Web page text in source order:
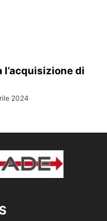
l’acquisizione di
2024